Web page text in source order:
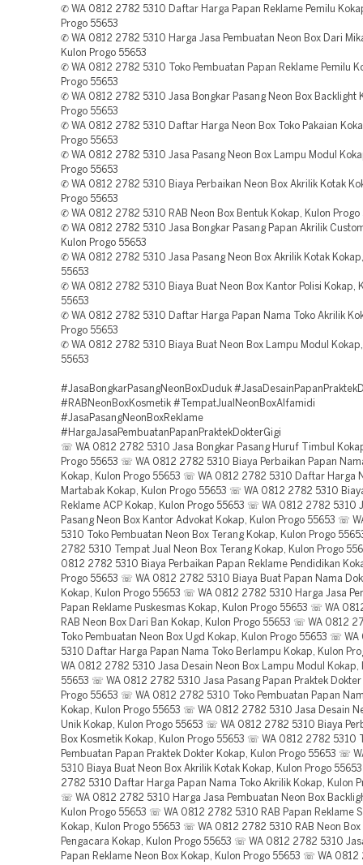
✆ WA 0812 2782 5310 Daftar Harga Papan Reklame Pemilu
Progo 55653
✆ WA 0812 2782 5310 Harga Jasa Pembuatan Neon Box Dari
Kulon Progo 55653
✆ WA 0812 2782 5310 Toko Pembuatan Papan Reklame Pemilu
Progo 55653
✆ WA 0812 2782 5310 Jasa Bongkar Pasang Neon Box Backlight
Progo 55653
✆ WA 0812 2782 5310 Daftar Harga Neon Box Toko Pakaian
Progo 55653
✆ WA 0812 2782 5310 Jasa Pasang Neon Box Lampu Modul
Progo 55653
✆ WA 0812 2782 5310 Biaya Perbaikan Neon Box Akrilik Kotak
Progo 55653
✆ WA 0812 2782 5310 RAB Neon Box Bentuk Kokap, Kulon Progo
✆ WA 0812 2782 5310 Jasa Bongkar Pasang Papan Akrilik
Kulon Progo 55653
✆ WA 0812 2782 5310 Jasa Pasang Neon Box Akrilik Kotak
55653
✆ WA 0812 2782 5310 Biaya Buat Neon Box Kantor Polisi Kokap,
55653
✆ WA 0812 2782 5310 Daftar Harga Papan Nama Toko Akrilik
Progo 55653
✆ WA 0812 2782 5310 Biaya Buat Neon Box Lampu Modul
55653
#JasaBongkarPasangNeonBoxDuduk
#RABNeonBoxKosmetik #TempatJualNeonBoxAlfamidi
#JasaPasangNeonBoxReklame
#HargaJasaPembuatanPapanPraktekDokterGigi
☏ WA 0812 2782 5310 Jasa Bongkar Pasang Huruf Timbul
Progo 55653 ☏ WA 0812 2782 5310 Biaya Perbaikan Papan
Kokap, Kulon Progo 55653 ☏ WA 0812 2782 5310 Daftar Harga
Martabak Kokap, Kulon Progo 55653 ☏ WA 0812 2782 5310
Reklame ACP Kokap, Kulon Progo 55653 ☏ WA 0812 2782 5310
Pasang Neon Box Kantor Advokat Kokap, Kulon Progo 55653 ☏
5310 Toko Pembuatan Neon Box Terang Kokap, Kulon Progo
2782 5310 Tempat Jual Neon Box Terang Kokap, Kulon Progo
0812 2782 5310 Biaya Perbaikan Papan Reklame Pendidikan
Progo 55653 ☏ WA 0812 2782 5310 Biaya Buat Papan Nama
Kokap, Kulon Progo 55653 ☏ WA 0812 2782 5310 Harga Jasa
Papan Reklame Puskesmas Kokap, Kulon Progo 55653 ☏ WA
RAB Neon Box Dari Ban Kokap, Kulon Progo 55653 ☏ WA 0812
Toko Pembuatan Neon Box Ugd Kokap, Kulon Progo 55653 ☏
5310 Daftar Harga Papan Nama Toko Berlampu Kokap, Kulon
WA 0812 2782 5310 Jasa Desain Neon Box Lampu Modul Kokap,
55653 ☏ WA 0812 2782 5310 Jasa Pasang Papan Praktek Dokter
Progo 55653 ☏ WA 0812 2782 5310 Toko Pembuatan Papan
Kokap, Kulon Progo 55653 ☏ WA 0812 2782 5310 Jasa Desain
Unik Kokap, Kulon Progo 55653 ☏ WA 0812 2782 5310 Biaya
Box Kosmetik Kokap, Kulon Progo 55653 ☏ WA 0812 2782 5310
Pembuatan Papan Praktek Dokter Kokap, Kulon Progo 55653 ☏
5310 Biaya Buat Neon Box Akrilik Kotak Kokap, Kulon Progo
2782 5310 Daftar Harga Papan Nama Toko Akrilik Kokap, Kulon
☏ WA 0812 2782 5310 Harga Jasa Pembuatan Neon Box
Kulon Progo 55653 ☏ WA 0812 2782 5310 RAB Papan Reklame
Kokap, Kulon Progo 55653 ☏ WA 0812 2782 5310 RAB Neon Box
Pengacara Kokap, Kulon Progo 55653 ☏ WA 0812 2782 5310
Papan Reklame Neon Box Kokap, Kulon Progo 55653 ☏ WA